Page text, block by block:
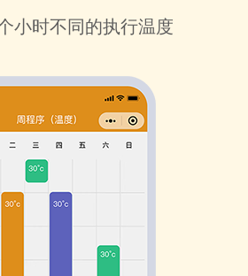
小时不同的执行温度